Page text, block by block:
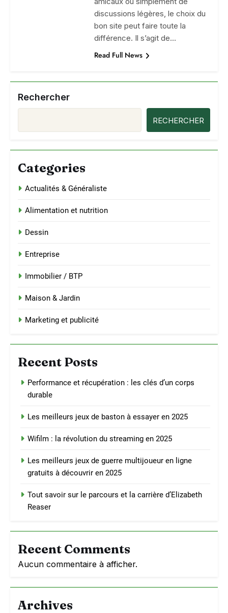
discussions légères, le choix du
bon site peut faire toute la
différence. Il s’agit de…
Read Full News
Rechercher
RECHERCHER
Categories
Actualités & Généraliste
Alimentation et nutrition
Dessin
Entreprise
Immobilier / BTP
Maison & Jardin
Marketing et publicité
Recent Posts
Performance et récupération : les clés d’un corps
durable
Les meilleurs jeux de baston à essayer en 2025
Wifilm : la révolution du streaming en 2025
Les meilleurs jeux de guerre multijoueur en ligne
gratuits à découvrir en 2025
Tout savoir sur le parcours et la carrière d’Elizabeth
Reaser
Recent Comments
Aucun commentaire à afficher.
Archives